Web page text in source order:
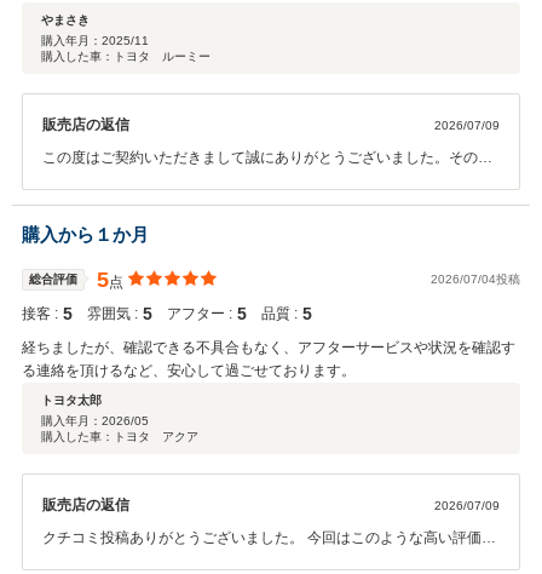
やまさき
購入年月： 2025/11
購入した車：トヨタ ルーミー
販売店の返信 2026/07/09
この度はご契約いただきまして誠にありがとうございました。その後
きまして、社員一同心から感謝しております。弊社ではピカピカのお
車をお客様に見て頂きたく、毎朝社員全員で洗車を行っております。
ぞ宜しくお願い致します。
購入から１か月
総合評価 5点 2026/07/04投稿
接客 : 5 雰囲気 : 5 アフター : 5 品質 : 5
経ちましたが、確認できる不具合もなく、アフターサービスや状況を確認す
る連絡を頂けるなど、安心して過ごせております。
トヨタ太郎
購入年月： 2026/05
購入した車：トヨタ アクア
販売店の返信 2026/07/09
クチコミ投稿ありがとうございました。 今回はこのような高い評価を